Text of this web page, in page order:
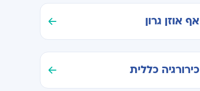
אף אוזן גרון
כירורגיה כללית